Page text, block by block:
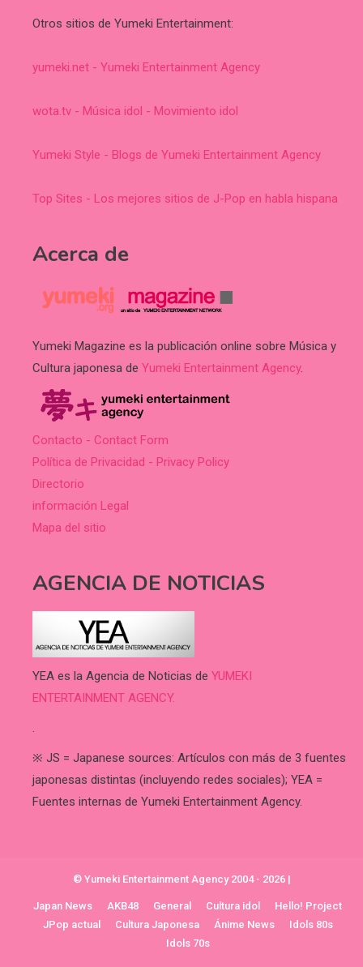
Otros sitios de Yumeki Entertainment:
yumeki.net - Yumeki Entertainment Agency
wota.tv - Música idol - Movimiento idol
Yumeki Style - Blogs de Yumeki Entertainment Agency
Top Sites - Los mejores sitios de J-Pop en habla hispana
Acerca de
Yumeki Magazine es la publicación online sobre Música y
Cultura japonesa de Yumeki Entertainment Agency.
Contacto - Contact Form
Política de Privacidad - Privacy Policy
Directorio
información Legal
Mapa del sitio
AGENCIA DE NOTICIAS
YEA es la Agencia de Noticias de YUMEKI
ENTERTAINMENT AGENCY.
.
※ JS = Japanese sources: Artículos con más de 3 fuentes
japonesas distintas (incluyendo redes sociales); YEA =
Fuentes internas de Yumeki Entertainment Agency.
© Yumeki Entertainment Agency 2004 - 2026 |
Japan News AKB48 General Cultura idol
Hello! Project
JPop actual
Cultura Japonesa Ánime News
Idols 80s
Idols 70s